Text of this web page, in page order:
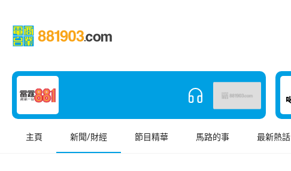
主頁 新聞/財經 節目精華 馬路的事 最新熱話